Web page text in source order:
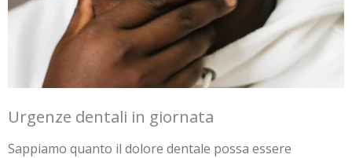
Urgenze dentali in giornata
Sappiamo quanto il dolore dentale possa essere